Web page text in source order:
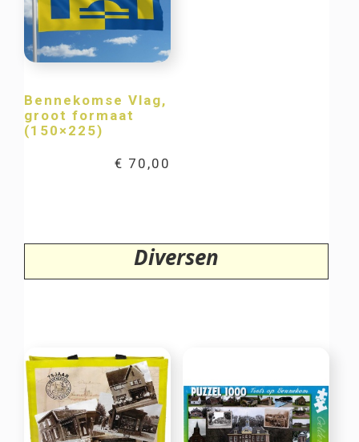
Bennekomse Vlag,
groot formaat
(150×225)
€ 70,00
Diversen